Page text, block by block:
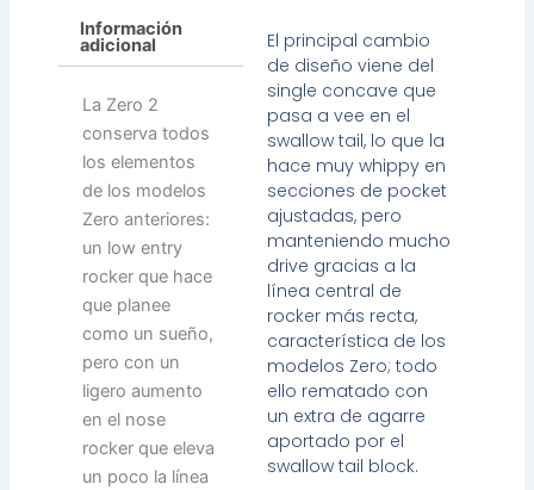
El principal cambio
de diseño viene del
single concave que
pasa a vee en el
swallow tail, lo que la
hace muy whippy en
secciones de pocket
ajustadas, pero
manteniendo mucho
drive gracias a la
línea central de
rocker más recta,
característica de los
modelos Zero; todo
ello rematado con
un extra de agarre
aportado por el
swallow tail block.
Información
adicional
La Zero 2
conserva todos
los elementos
de los modelos
Zero anteriores:
un low entry
rocker que hace
que planee
como un sueño,
pero con un
ligero aumento
en el nose
rocker que eleva
un poco la línea